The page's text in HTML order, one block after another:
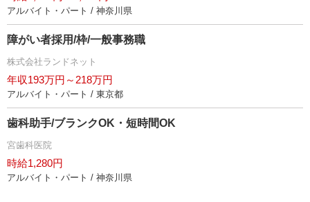
アルバイト・パート / 神奈川県
障がい者採用/枠/一般事務職
株式会社ランドネット
年収193万円～218万円
アルバイト・パート / 東京都
歯科助手/ブランクOK・短時間OK
宮歯科医院
時給1,280円
アルバイト・パート / 神奈川県